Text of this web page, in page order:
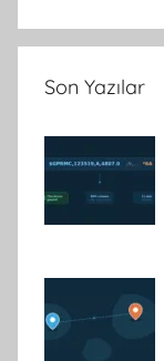
Son Yazılar